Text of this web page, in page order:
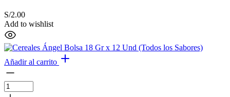
S/2.00
Add to wishlist
Añadir al carrito